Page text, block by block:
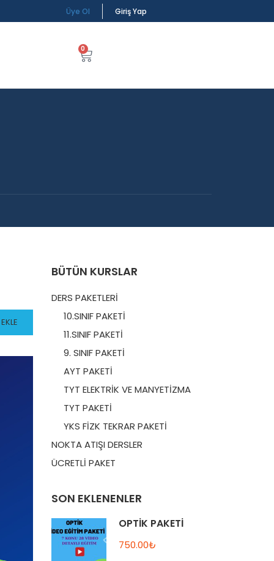
Üye Ol Giriş Yap
0
BÜTÜN KURSLAR
DERS PAKETLERİ
10.SINIF PAKETİ
11.SINIF PAKETİ
9. SINIF PAKETİ
AYT PAKETİ
TYT ELEKTRİK VE MANYETİZMA
TYT PAKETİ
YKS FİZK TEKRAR PAKETİ
NOKTA ATIŞI DERSLER
ÜCRETLİ PAKET
SON EKLENENLER
OPTİK PAKETİ
750.00₺